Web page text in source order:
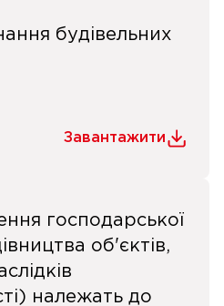
будівельних
Завантажити
господарської
об'єктів,
належать до